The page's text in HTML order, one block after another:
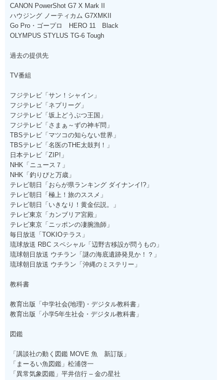
CANON PowerShot G7 X Mark II
ハウジング ノーティカム G7XMKII
Go Pro・ゴープロ HERO 11 Black
OLYMPUS STYLUS TG-6 Tough
過去の提供先
TV番組
フジテレビ「サン！シャイン」
フジテレビ「ネプリーグ」
フジテレビ「坂上どうぶつ王国」
フジテレビ「さまぁ～ずの神ギ問」
TBSテレビ「マツコの知らない世界」
TBSテレビ「名医のTHE太鼓判！」
日本テレビ「ZIP!」
NHK「ニュース７」
NHK「釣りびと万歳」
テレビ朝日「おらが県ランキング ダイナンイ!?」
テレビ朝日「極上！旅のススメ」
テレビ朝日「いきなり！黄金伝説。」
テレビ東京「カンブリア宮殿」
テレビ東京「ニッポンの凄腕漁師」
毎日放送「TOKIOテラス」
琉球放送 RBC スペシャル「辺野古移設が問うもの」
琉球朝日放送 ウチラン「謎の海底遺跡発見か！？」
琉球朝日放送 ウチラン「沖縄のミステリー」
教科書
教育出版「中学社会(地理)・デジタル教科書」
教育出版「小学5年生社会・デジタル教科書」
図鑑
「講談社の動く図鑑 MOVE 魚 新訂版」
「まーるい魚図鑑」松浦啓一
「異常気象図鑑」平井信行 – 金の星社